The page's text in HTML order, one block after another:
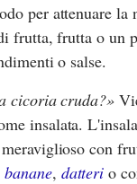
per attenuare la
frutta, frutta o un
o salse.
cicoria cruda?
insalata.
con
banane, datteri o